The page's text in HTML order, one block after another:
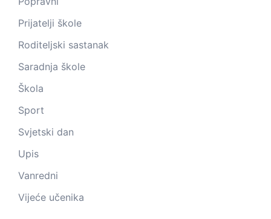
Prijatelji škole
Roditeljski sastanak
Saradnja škole
Škola
Sport
Svjetski dan
Upis
Vanredni
Vijeće učenika